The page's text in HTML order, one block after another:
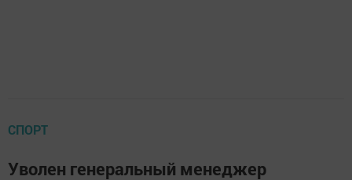
СПОРТ
Уволен генеральный менеджер